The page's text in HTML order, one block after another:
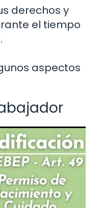
derechos y
el tiempo
aspectos